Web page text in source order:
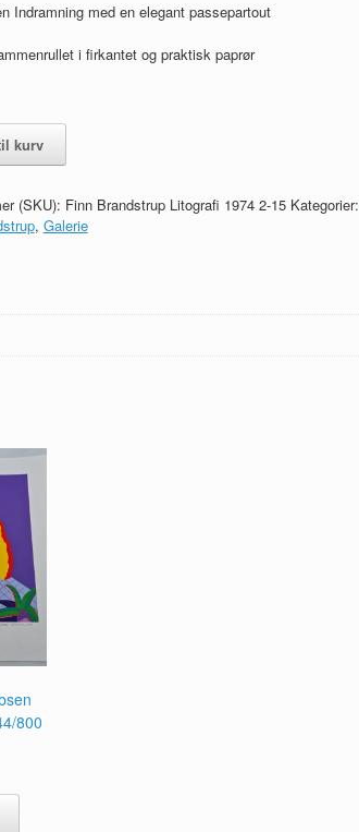
Indramning med en elegant passepartout
i firkantet og praktisk paprør
kurv
(SKU): Finn Brandstrup Litografi 1974 2-15 Kategorier:
, Galerie
800